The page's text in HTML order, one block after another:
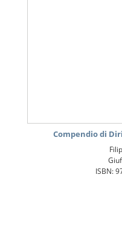
Compendio di
ISBN: